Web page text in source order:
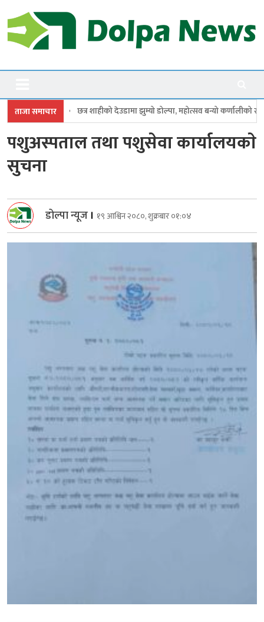
to
content
Dolpanews
ताजा समाचार
देउडामा झुम्यो डोल्पा, महोत्सव बन्यो कर्णालीको सांगीतिक उत्सव
पशुअस्पताल तथा पशुसेवा कार्यालयकाे
सुचना
डोल्पा न्यूज । १९ आश्विन २०८०, शुक्रबार ०१:०४